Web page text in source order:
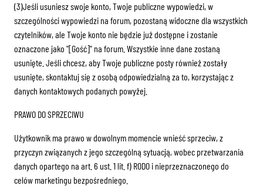
(3)Jeśli usuniesz swoje konto, Twoje publiczne wypowiedzi, w
szczególności wypowiedzi na forum, pozostaną widoczne dla wszystkich
czytelników, ale Twoje konto nie będzie już dostępne i zostanie
oznaczone jako "[Gość]" na forum. Wszystkie inne dane zostaną
usunięte. Jeśli chcesz, aby Twoje publiczne posty również zostały
usunięte, skontaktuj się z osobą odpowiedzialną za to, korzystając z
danych kontaktowych podanych powyżej.
PRAWO DO SPRZECIWU
Użytkownik ma prawo w dowolnym momencie wnieść sprzeciw, z
przyczyn związanych z jego szczególną sytuacją, wobec przetwarzania
danych opartego na art. 6 ust. 1 lit. f) RODO i nieprzeznaczonego do
celów marketingu bezpośredniego.